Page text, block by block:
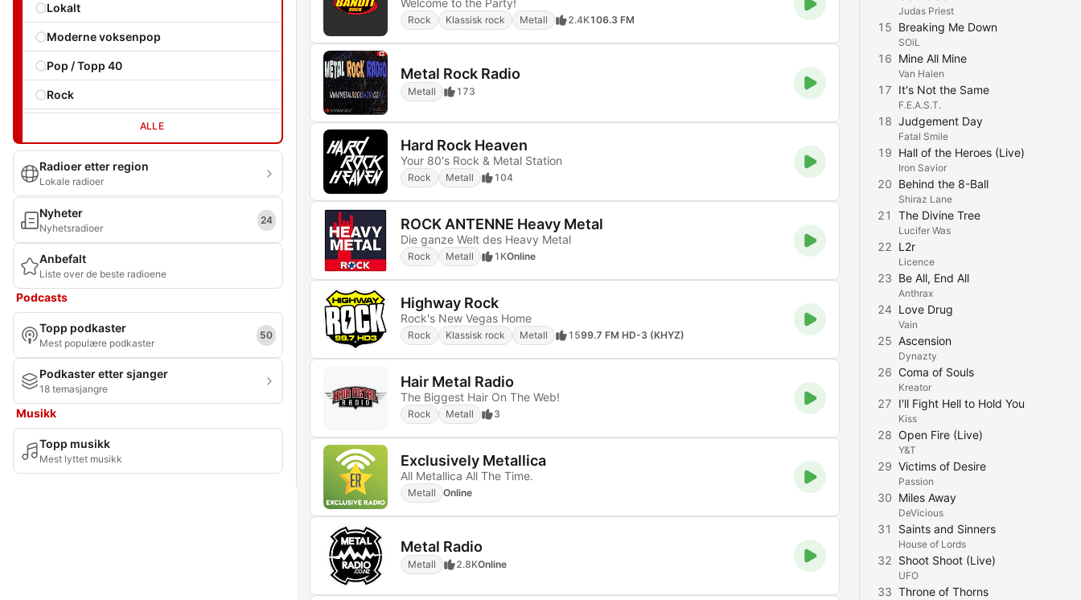
Lokalt
Moderne voksenpop
Pop / Topp 40
Rock
ALLE
Radioer etter region
Lokale radioer
Nyheter
Nyhetsradioer
24
Anbefalt
Liste over de beste radioene
Podcasts
Topp podkaster
Mest populære podkaster
50
Podkaster etter sjanger
18 temasjangre
Musikk
Topp musikk
Mest lyttet musikk
Rock Klassisk rock Metall 2.4K106.3 FM
Metal Rock Radio
Metall 173
Hard Rock Heaven
Your 80's Rock & Metal Station
Rock Metall 104
ROCK ANTENNE Heavy Metal
Die ganze Welt des Heavy Metal
Rock Metall 1KOnline
Highway Rock
Rock's New Vegas Home
Rock Klassisk rock Metall 1599.7 FM HD-3 (KHYZ)
Hair Metal Radio
The Biggest Hair On The Web!
Rock Metall 3
Exclusively Metallica
All Metallica All The Time.
Metall Online
Metal Radio
Metall 2.8KOnline
Judas Priest
15 Breaking Me Down
SOiL
16 Mine All Mine
Van Halen
17 It's Not the Same
F.E.A.S.T.
18 Judgement Day
Fatal Smile
19 Hall of the Heroes (Live)
Iron Savior
20 Behind the 8-Ball
Shiraz Lane
21 The Divine Tree
Lucifer Was
22 L2r
Licence
23 Be All, End All
Anthrax
24 Love Drug
Vain
25 Ascension
Dynazty
26 Coma of Souls
Kreator
27 I'll Fight Hell to Hold You
Kiss
28 Open Fire (Live)
Y&T
29 Victims of Desire
Passion
30 Miles Away
DeVicious
31 Saints and Sinners
House of Lords
32 Shoot Shoot (Live)
UFO
33 Throne of Thorns